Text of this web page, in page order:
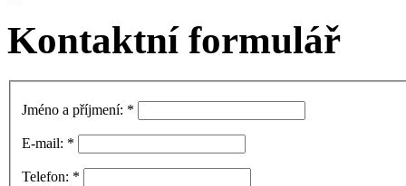
Kontaktní formulář
Jméno a příjmení: *
E-mail: *
Telefon: *